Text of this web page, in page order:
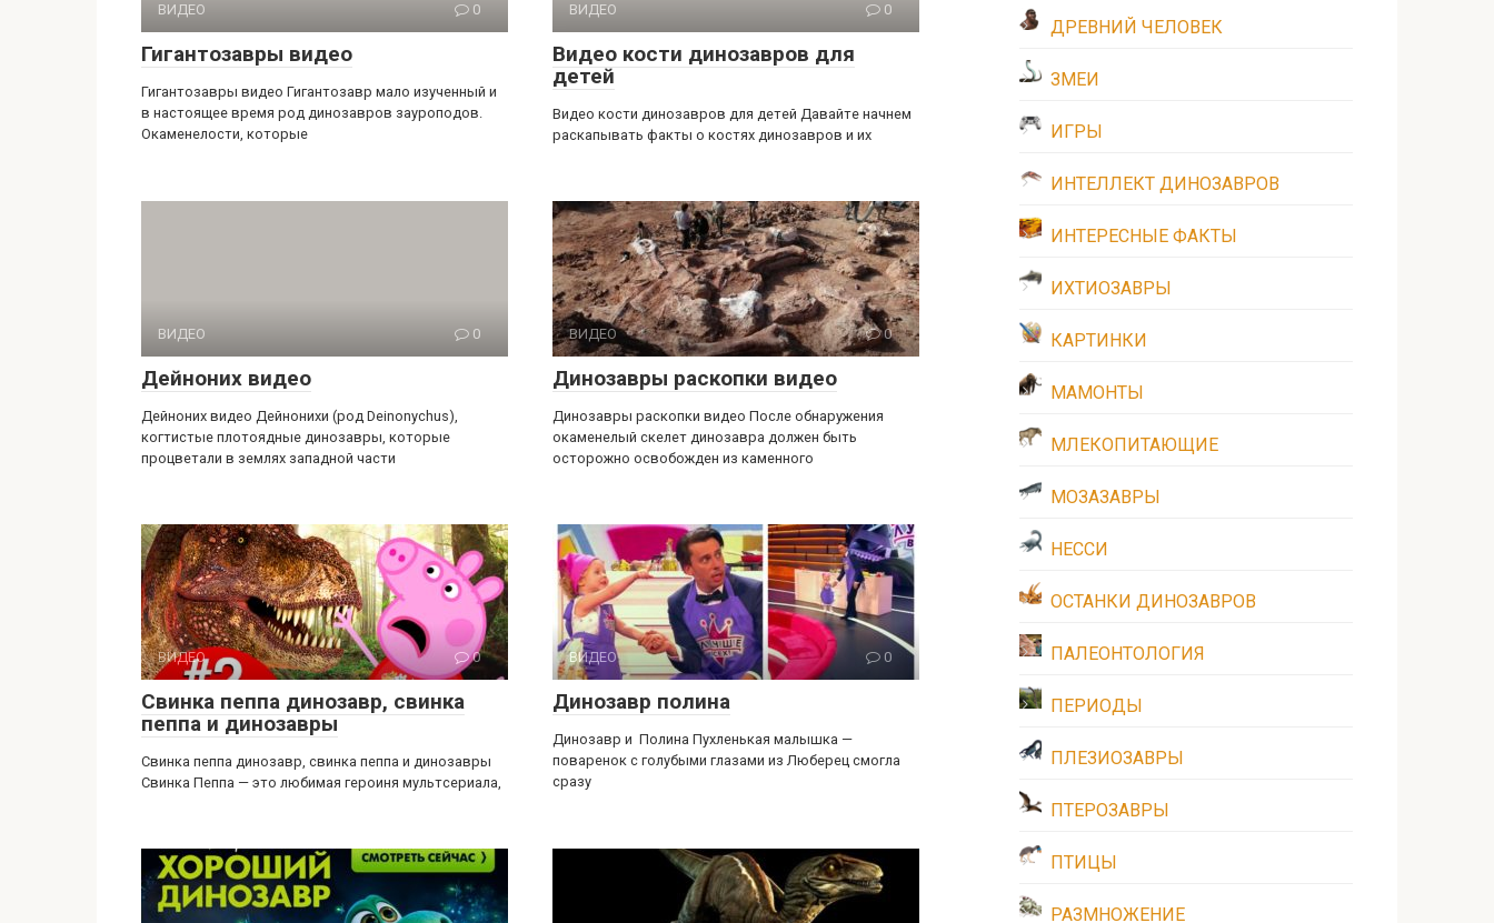
ВИДЕО 0
Гигантозавры видео
Гигантозавры видео Гигантозавр мало изученный и
в настоящее время род динозавров зауроподов.
Окаменелости, которые
ВИДЕО 0
Видео кости динозавров для
детей
Видео кости динозавров для детей Давайте начнем
раскапывать факты о костях динозавров и их
ВИДЕО 0
Дейноних видео
Дейноних видео Дейнонихи (род Deinonychus),
когтистые плотоядные динозавры, которые
процветали в землях западной части
ВИДЕО 0
Динозавры раскопки видео
Динозавры раскопки видео После обнаружения
окаменелый скелет динозавра должен быть
осторожно освобожден из каменного
ВИДЕО 0
Свинка пеппа динозавр, свинка
пеппа и динозавры
Свинка пеппа динозавр, свинка пеппа и динозавры
Свинка Пеппа — это любимая героиня мультсериала,
ВИДЕО 0
Динозавр полина
Динозавр и Полина Пухленькая малышка —
поваренок с голубыми глазами из Люберец смогла
сразу
ДРЕВНИЙ ЧЕЛОВЕК
ЗМЕИ
ИГРЫ
ИНТЕЛЛЕКТ ДИНОЗАВРОВ
ИНТЕРЕСНЫЕ ФАКТЫ
ИХТИОЗАВРЫ
КАРТИНКИ
МАМОНТЫ
МЛЕКОПИТАЮЩИЕ
МОЗАЗАВРЫ
НЕССИ
ОСТАНКИ ДИНОЗАВРОВ
ПАЛЕОНТОЛОГИЯ
ПЕРИОДЫ
ПЛЕЗИОЗАВРЫ
ПТЕРОЗАВРЫ
ПТИЦЫ
РАЗМНОЖЕНИЕ